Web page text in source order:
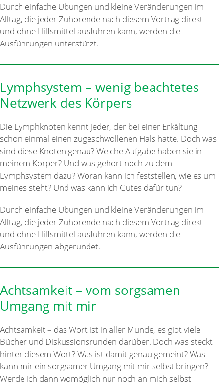
Durch einfache Übungen und kleine Veränderungen im
Alltag, die jeder Zuhörende nach diesem Vortrag direkt
und ohne Hilfsmittel ausführen kann, werden die
Ausführungen unterstützt.
Lymphsystem – wenig beachtetes
Netzwerk des Körpers
Die Lymphknoten kennt jeder, der bei einer Erkältung
schon einmal einen zugeschwollenen Hals hatte. Doch was
sind diese Knoten genau? Welche Aufgabe haben sie in
meinem Körper? Und was gehört noch zu dem
Lymphsystem dazu? Woran kann ich feststellen, wie es um
meines steht? Und was kann ich Gutes dafür tun?
Durch einfache Übungen und kleine Veränderungen im
Alltag, die jeder Zuhörende nach diesem Vortrag direkt
und ohne Hilfsmittel ausführen kann, werden die
Ausführungen abgerundet.
Achtsamkeit – vom sorgsamen
Umgang mit mir
Achtsamkeit – das Wort ist in aller Munde, es gibt viele
Bücher und Diskussionsrunden darüber. Doch was steckt
hinter diesem Wort? Was ist damit genau gemeint? Was
kann mir ein sorgsamer Umgang mit mir selbst bringen?
Werde ich dann womöglich nur noch an mich selbst